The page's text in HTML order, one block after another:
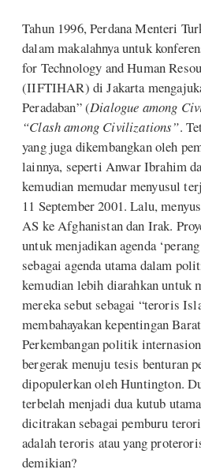
Tahun 1996, Perdana Menteri
dalam makalahnya untuk
for Technology and Human
(IIFTIHAR) di Jakarta
Peradaban” (Dialogue among
“Clash among Civilizations”.
yang juga dikembangkan oleh
lainnya, seperti Anwar Ibrahim
kemudian memudar menyusul
11 September 2001. Lalu,
AS ke Afghanistan dan Irak.
untuk menjadikan agenda
sebagai agenda utama dalam
kemudian lebih diarahkan untuk
mereka sebut sebagai “teroris
membahayakan kepentingan
Perkembangan politik
bergerak menuju tesis benturan
dipopulerkan oleh Huntington.
terbelah menjadi dua kutub
dicitrakan sebagai pemburu
adalah teroris atau yang
demikian?